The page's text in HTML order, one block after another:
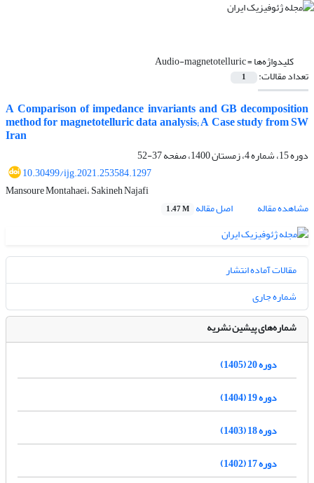
کلیدواژه‌ها =Audio-magnetotelluric
تعداد مقالات: 1
A Comparison of impedance invariants and GB decomposition
method for magnetotelluric data analysis; A Case study from SW
Iran
دوره 15، شماره 4، زمستان 1400، صفحه
37-52
10.30499/ijg.2021.253584.1297
Mansoure Montahaei، Sakineh Najafi
مشاهده مقاله
اصل مقاله 1.47 M
مقالات آماده انتشار
شماره جاری
شماره‌های پیشین نشریه
دوره 20 (1405)
دوره 19 (1404)
دوره 18 (1403)
دوره 17 (1402)